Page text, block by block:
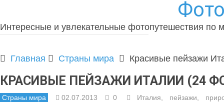
Интересные и увлекательные фотопутешествия по
Главная Страны мира Красивые пейзажи
КРАСИВЫЕ ПЕЙЗАЖИ ИТАЛИИ (24
Страны мира 02.07.2013 0 Италия пейзажи